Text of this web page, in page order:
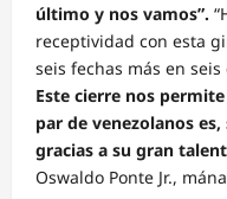
último y nos vamos”.
receptividad con esta
seis fechas más en
Este cierre nos
par de venezolanos
gracias a su gran
Oswaldo Ponte Jr.,